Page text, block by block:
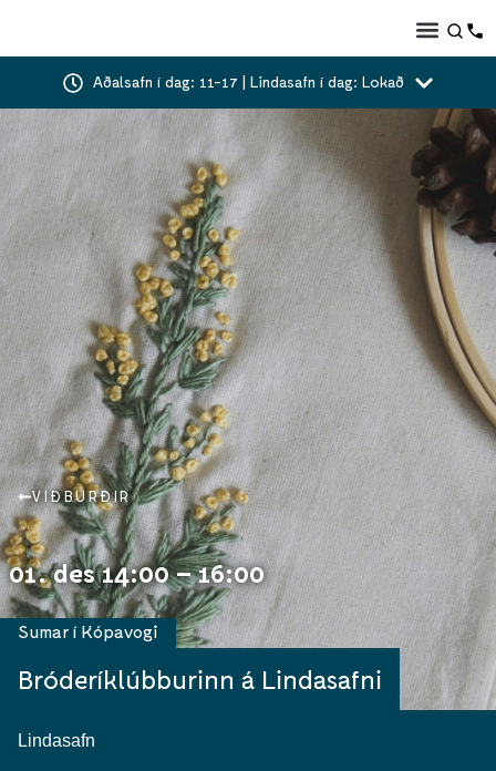
Aðalsafn í dag: 11-17 | Lindasafn í dag: Lokað
VIÐBURÐIR
01. des 14:00 – 16:00
Bróderíklúbburinn á Lindasafni
Sumar í Kópavogi
Lindasafn